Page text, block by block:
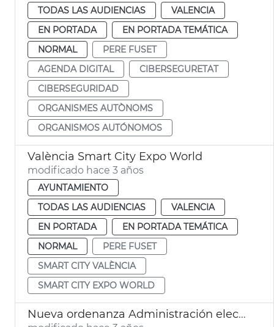
TODAS LAS AUDIENCIAS
VALENCIA
EN PORTADA
EN PORTADA TEMÁTICA
NORMAL
PERE FUSET
AGENDA DIGITAL
CIBERSEGURETAT
CIBERSEGURIDAD
ORGANISMES AUTÒNOMS
ORGANISMOS AUTÓNOMOS
València Smart City Expo World
modificado hace 3 años
AYUNTAMIENTO
TODAS LAS AUDIENCIAS
VALENCIA
EN PORTADA
EN PORTADA TEMÁTICA
NORMAL
PERE FUSET
SMART CITY VALÈNCIA
SMART CITY EXPO WORLD
Nueva ordenanza Administración electrónica